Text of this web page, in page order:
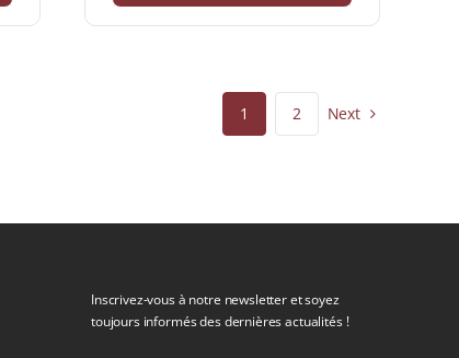
1 2 Next
Inscrivez-vous à notre newsletter et soyez
toujours informés des dernières actualités !